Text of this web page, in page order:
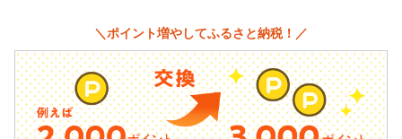
＼ポイント増やしてふるさと納税！／